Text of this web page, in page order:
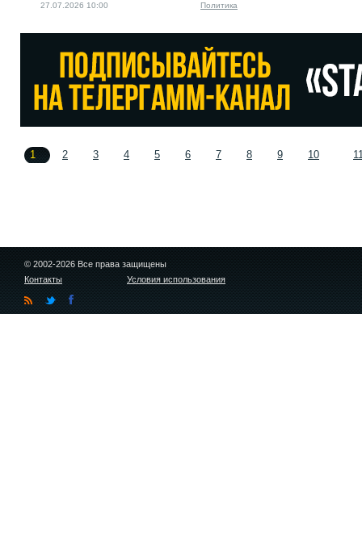
27.07.2026 10:00 Политика
1 2 3 4 5 6 7 8 9 10
© 2002-2026 Все права защищены
Контакты
Условия использования